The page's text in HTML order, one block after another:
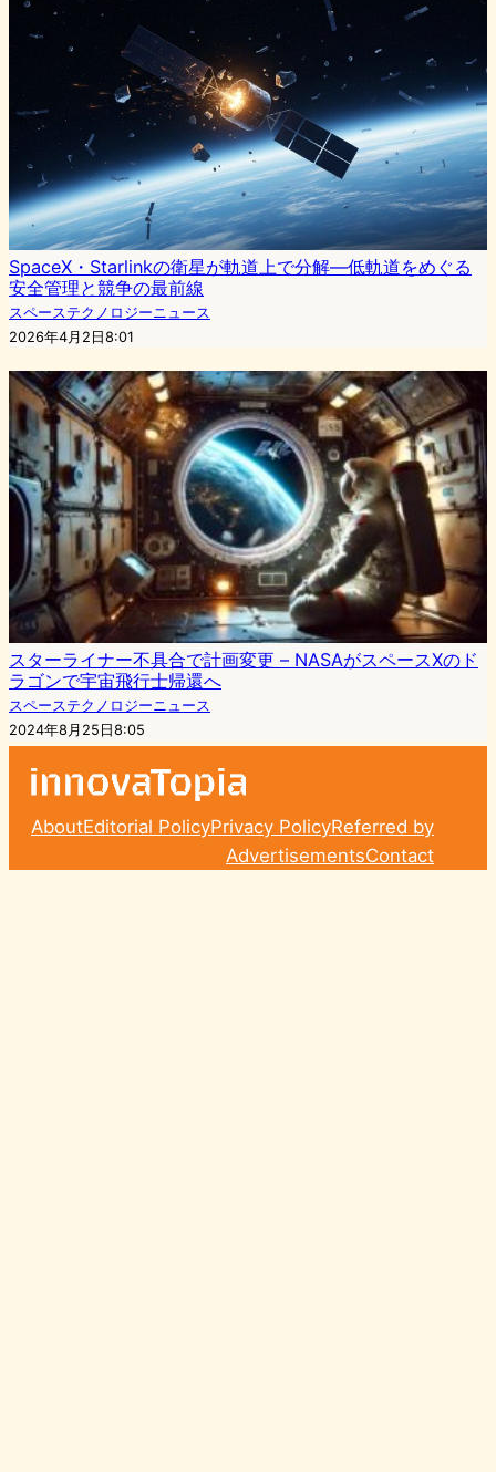
SpaceX・Starlinkの衛星が軌道上で分解—低軌道をめぐる
安全管理と競争の最前線
スペーステクノロジーニュース
2026年4月2日8:01
スターライナー不具合で計画変更 – NASAがスペースXのド
ラゴンで宇宙飛行士帰還へ
スペーステクノロジーニュース
2024年8月25日8:05
AboutEditorial PolicyPrivacy PolicyReferred by
AdvertisementsContact